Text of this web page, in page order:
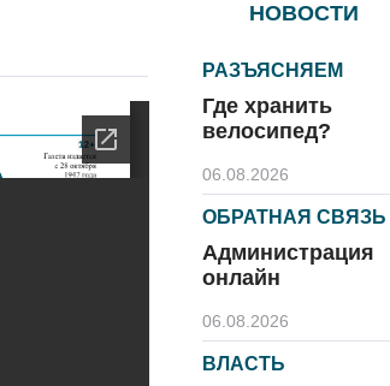
НОВОСТИ
РАЗЪЯСНЯЕМ
Где хранить
велосипед?
06.08.2026
ОБРАТНАЯ СВЯЗЬ
Администрация
онлайн
06.08.2026
ВЛАСТЬ